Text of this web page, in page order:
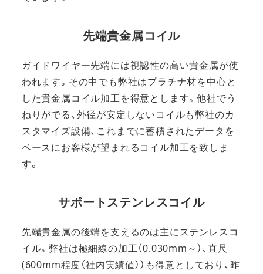
先端貴金属コイル
ガイドワイヤー先端には視認性の高い貴金属が使
われます。その中でも弊社はプラチナ材を中心と
した貴金属コイル加工を得意とします。他社でう
ねりがでる、外径が安定しないコイルも弊社のカ
スタマイズ設備、これまでに蓄積されたデータを
ベースにお客様が望まれるコイル加工を致しま
す。
サポートステンレスコイル
先端貴金属の後端を支えるのは主にステンレスコ
イル。弊社は極細線の加工（0.030mm～）、直尺
(600mm程度（社内実績値））も得意としており、昨